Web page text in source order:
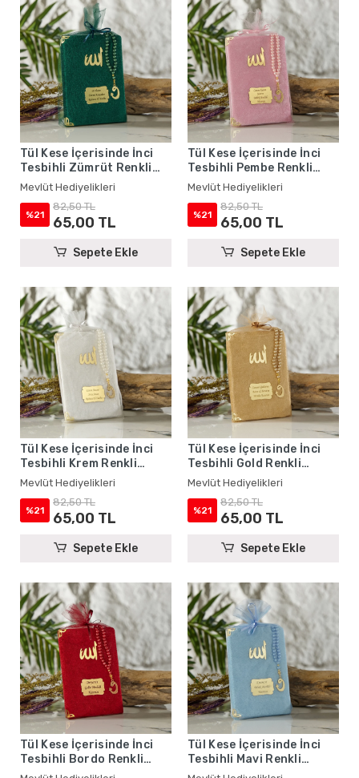
Tül Kese İçerisinde İnci
Tesbihli Zümrüt Renkli
Kadife Yasin Kitabı Seti -
Mevlüt Hediyelikleri
Mevlüt Hediyelikleri
%21
82,50 TL
65,00 TL
Sepete Ekle
Tül Kese İçerisinde İnci
Tesbihli Pembe Renkli
Kadife Yasin Kitabı Seti -
Mevlüt Hediyelikleri
Mevlüt Hediyelikleri
%21
82,50 TL
65,00 TL
Sepete Ekle
Tül Kese İçerisinde İnci
Tesbihli Krem Renkli
Kadife Yasin Kitabı Seti -
Mevlüt Hediyelikleri
Mevlüt Hediyelikleri
%21
82,50 TL
65,00 TL
Sepete Ekle
Tül Kese İçerisinde İnci
Tesbihli Gold Renkli
Kadife Yasin Kitabı Seti -
Mevlüt Hediyelikleri
Mevlüt Hediyelikleri
%21
82,50 TL
65,00 TL
Sepete Ekle
Tül Kese İçerisinde İnci
Tesbihli Bordo Renkli
Kadife Yasin Kitabı Seti -
Tül Kese İçerisinde İnci
Tesbihli Mavi Renkli
Kadife Yasin Kitabı Seti -